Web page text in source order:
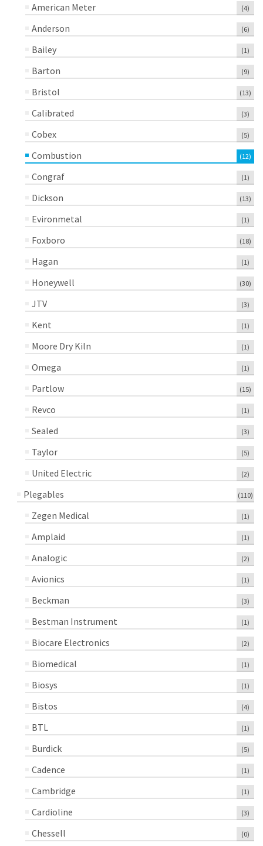
American Meter (4)
Anderson (6)
Bailey (1)
Barton (9)
Bristol (13)
Calibrated (3)
Cobex (5)
Combustion (12)
Congraf (1)
Dickson (13)
Evironmetal (1)
Foxboro (18)
Hagan (1)
Honeywell (30)
JTV (3)
Kent (1)
Moore Dry Kiln (1)
Omega (1)
Partlow (15)
Revco (1)
Sealed (3)
Taylor (5)
United Electric (2)
Plegables (110)
Zegen Medical (1)
Amplaid (1)
Analogic (2)
Avionics (1)
Beckman (3)
Bestman Instrument (1)
Biocare Electronics (2)
Biomedical (1)
Biosys (1)
Bistos (4)
BTL (1)
Burdick (5)
Cadence (1)
Cambridge (1)
Cardioline (3)
Chessell (0)